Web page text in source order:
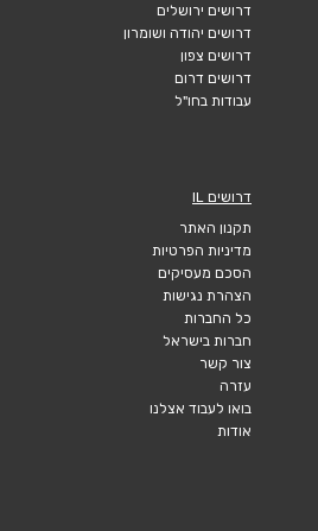
דרושים ירושלים
דרושים יהודה ושומרון
דרושים צפון
דרושים דרום
עבודות בחו"ל
דרושים IL
תקנון האתר
מדיניות הפרטיות
הסכם מעסיקים
הצהרת נגישות
כל החברות
חברות בישראל
צור קשר
עזרה
בואו לעבוד אצלנו
אודות